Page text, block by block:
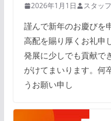
2026年1月1日 スタッフ
謹んで新年のお慶びを
高配を賜り厚くお礼申
発展に少しでも貢献で
がけてまいります。何
うお願い申し